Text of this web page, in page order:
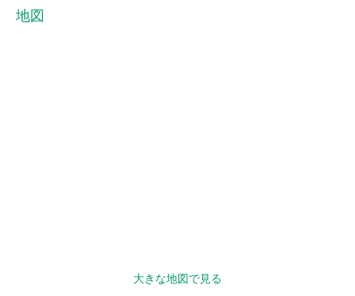
地図
大きな地図で見る